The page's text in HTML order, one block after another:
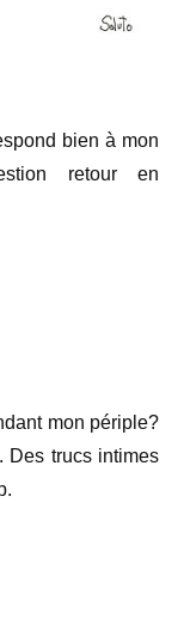
bien à mon
retour en
mon périple?
Des trucs intimes